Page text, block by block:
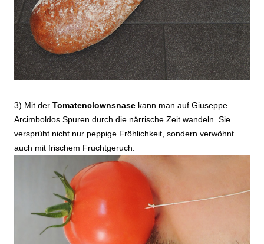
3) Mit der Tomatenclownsnase kann man auf Giuseppe
Arcimboldos Spuren durch die närrische Zeit wandeln. Sie
versprüht nicht nur peppige Fröhlichkeit, sondern verwöhnt
auch mit frischem Fruchtgeruch.